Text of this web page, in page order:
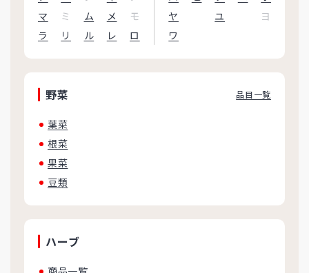
マ
ミ ム メ モ ヤ ユ
ヨ
ラ
リ ル レ ロ ワ
野菜 品目一覧
葉菜
根菜
果菜
豆類
ハーブ